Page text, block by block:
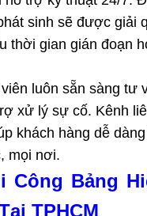
sinh sẽ được giải
thời gian gián đoạn
luôn sẵn sàng tư
xử lý sự cố. Kênh
khách hàng dễ
mọi nơi.
Công Bảng
TPHCM